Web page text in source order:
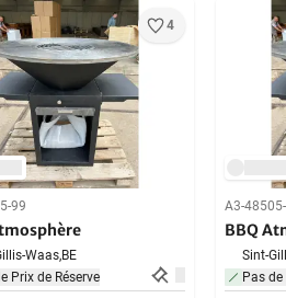
4
99
Waas,BE
Prix de Réserve
A3-
BBQ
Sint-
Pas de